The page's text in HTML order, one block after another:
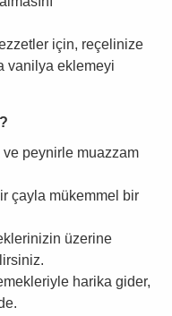
için, reçelinize
vanilya eklemeyi
ve peynirle muazzam
çayla mükemmel bir
üzerine
harika gider,